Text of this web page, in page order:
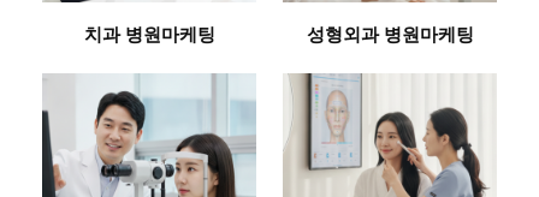
치과 병원마케팅 성형외과 병원마케팅